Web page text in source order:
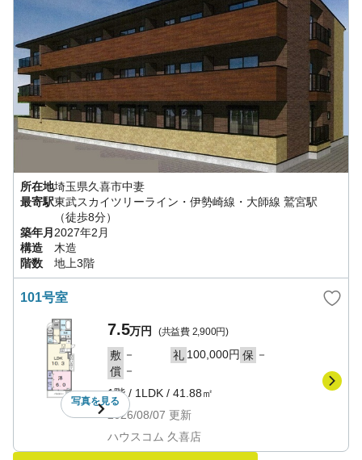
所在地埼玉県久喜市中妻
最寄駅東武スカイツリーライン・伊勢崎線・大師線 鷲宮駅
（徒歩8分）
築年月 2027年2月
構造
木造
階数
地上3階
101号室
写真を見る
7.5万円 (共益費 2,900円)
敷 － 礼 100,000円 保 －
償 －
1階/ 1LDK / 41.88㎡
2026/08/07 更新
ハウスコム 久喜店